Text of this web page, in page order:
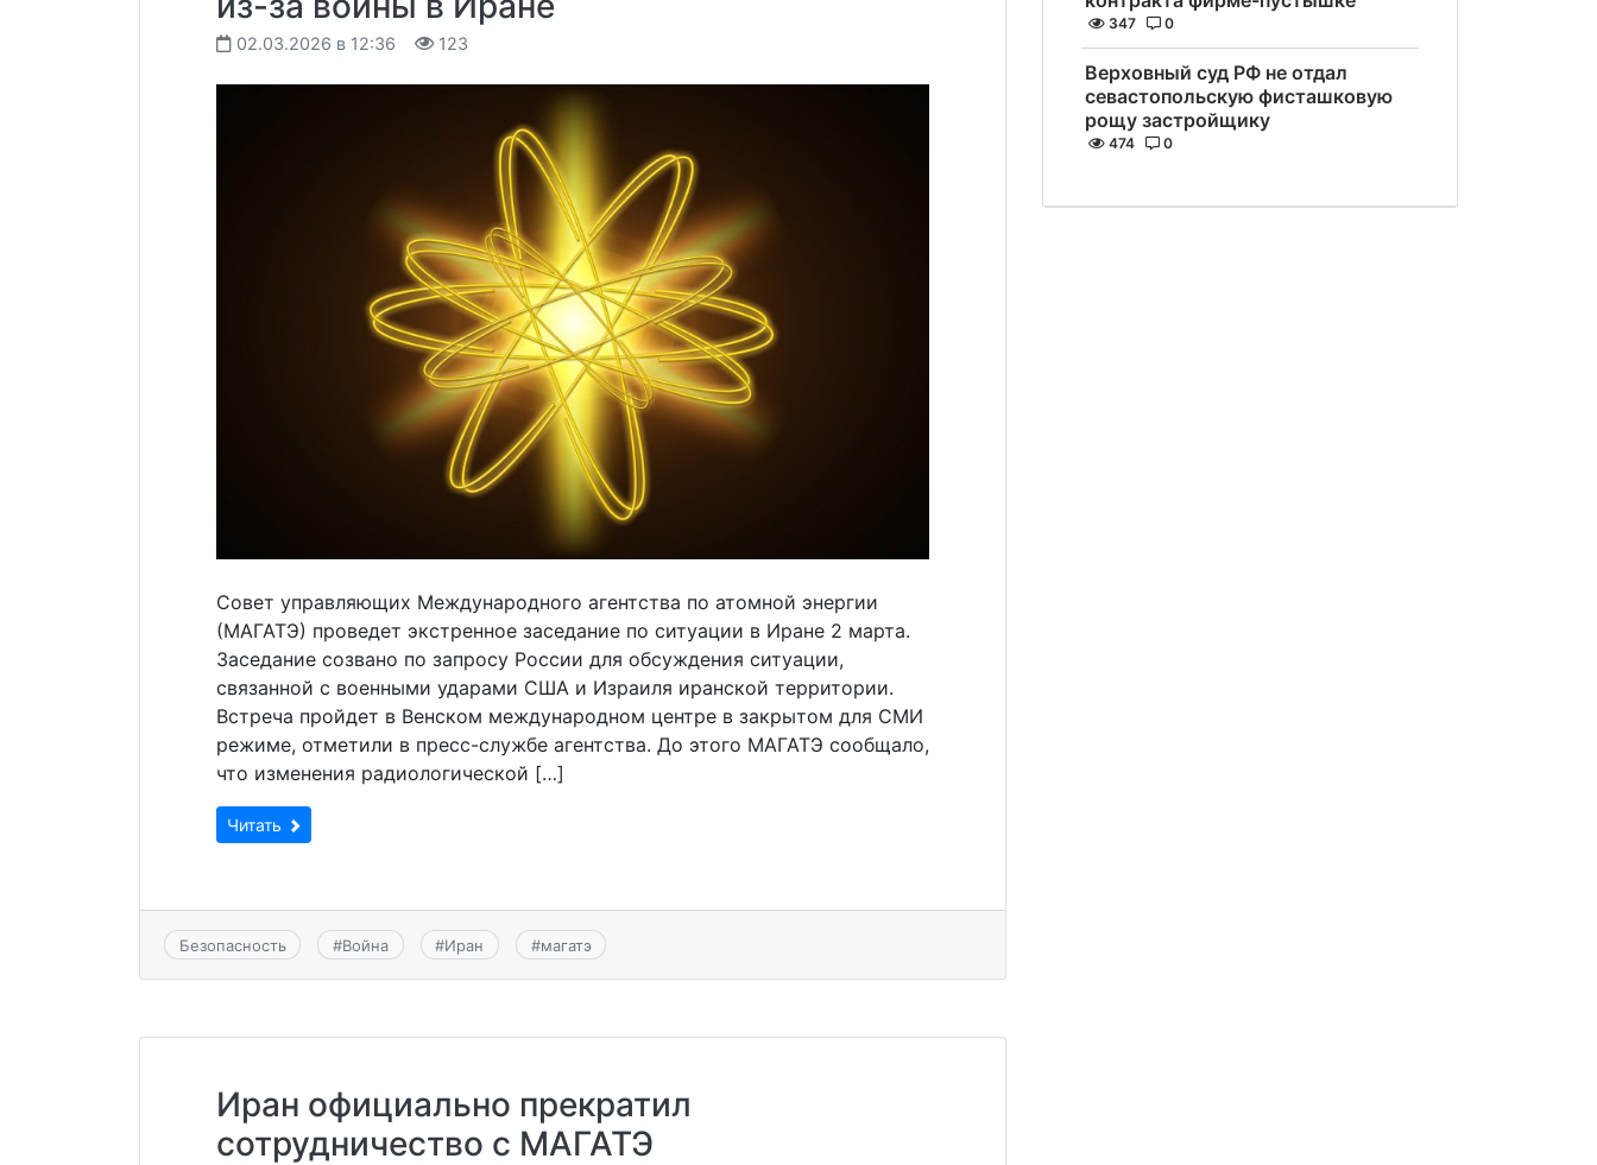
02.03.2026 в 12:36 123
Совет управляющих Международного агентства по атомной энергии
(МАГАТЭ) проведет экстренное заседание по ситуации в Иране 2 марта.
Заседание созвано по запросу России для обсуждения ситуации,
связанной с военными ударами США и Израиля иранской территории.
Встреча пройдет в Венском международном центре в закрытом для СМИ
режиме, отметили в пресс-службе агентства. До этого МАГАТЭ сообщало,
что изменения радиологической […]
Читать
Безопасность #Война #Иран #магатэ
Иран официально прекратил
сотрудничество с МАГАТЭ
347 0
Верховный суд РФ не отдал
севастопольскую фисташковую
рощу застройщику
474 0